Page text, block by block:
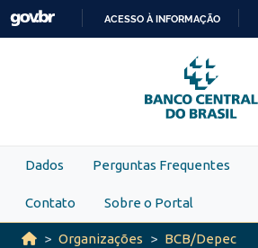
Skip to main content
PARA
O
CONTEÚDO
ACESSO À INFORMAÇÃO
Dados Perguntas Frequentes
Contato Sobre o Portal
Organizações
BCB/Depec